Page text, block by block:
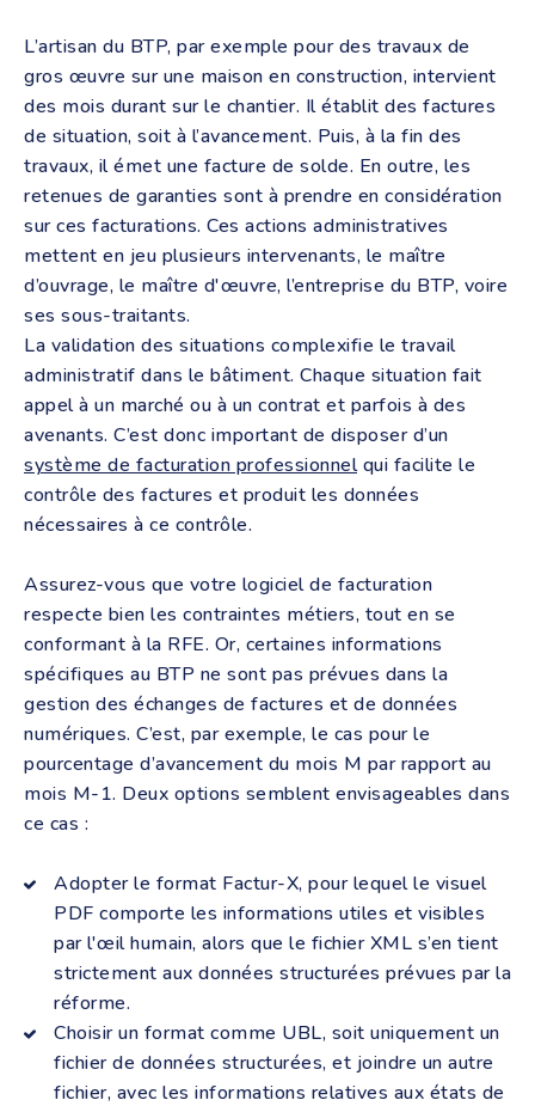
L’artisan du BTP, par exemple pour des travaux de
gros œuvre sur une maison en construction, intervient
des mois durant sur le chantier. Il établit des factures
de situation, soit à l’avancement. Puis, à la fin des
travaux, il émet une facture de solde. En outre, les
retenues de garanties sont à prendre en considération
sur ces facturations. Ces actions administratives
mettent en jeu plusieurs intervenants, le maître
d’ouvrage, le maître d'œuvre, l’entreprise du BTP, voire
ses sous-traitants.
La validation des situations complexifie le travail
administratif dans le bâtiment. Chaque situation fait
appel à un marché ou à un contrat et parfois à des
avenants. C’est donc important de disposer d’un
système de facturation professionnelqui facilite le
contrôle des factures et produit les données
nécessaires à ce contrôle.
Assurez-vous que votre logiciel de facturation
respecte bien les contraintes métiers, tout en se
conformant à la RFE. Or, certaines informations
spécifiques au BTP ne sont pas prévues dans la
gestion des échanges de factures et de données
numériques. C’est, par exemple, le cas pour le
pourcentage d’avancement du mois M par rapport au
mois M-1. Deux options semblent envisageables dans
ce cas :
Adopter le format Factur-X, pour lequel le visuel
PDF comporte les informations utiles et visibles
par l'œil humain, alors que le fichier XML s’en tient
strictement aux données structurées prévues par la
réforme.
Choisir un format comme UBL, soit uniquement un
fichier de données structurées, et joindre un autre
fichier, avec les informations relatives aux états de